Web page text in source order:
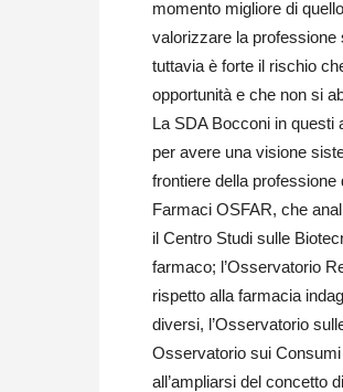
momento migliore di
valorizzare la professione
tuttavia è forte il rischio
opportunità e che non si
La SDA Bocconi in questi
per avere una visione
frontiere della professione
Farmaci OSFAR, che
il Centro Studi sulle
farmaco; l’Osservatorio
rispetto alla farmacia
diversi, l’Osservatorio
Osservatorio sui
all’ampliarsi del concetto